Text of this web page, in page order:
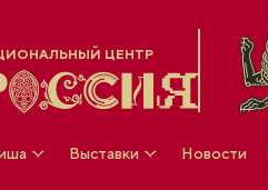
ЦЕНТР
Выставки Новости